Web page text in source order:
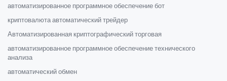
автоматизированное программное обеспечение бот
криптовалюта автоматический трейдер
Автоматизированная криптографический торговая
автоматизированное программное обеспечение технического
анализа
автоматический обмен